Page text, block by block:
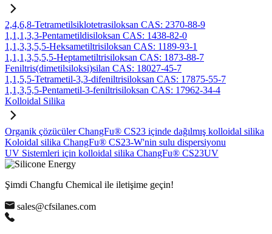
2,4,6,8-Tetrametilsiklotetrasiloksan CAS: 2370-88-9
1,1,1,3,3-Pentametildisiloksan CAS: 1438-82-0
1,1,3,3,5,5-Heksametiltrisiloksan CAS: 1189-93-1
1,1,1,3,5,5,5-Heptametiltrisiloksan CAS: 1873-88-7
Feniltris(dimetilsiloksi)silan CAS: 18027-45-7
1,1,5,5-Tetrametil-3,3-difeniltrisiloksan CAS: 17875-55-7
1,1,3,5,5-Pentametil-3-feniltrisiloksan CAS: 17962-34-4
Kolloidal Silika
Organik çözücüler ChangFu® CS23 içinde dağılmış kolloidal silika
Koloidal silika ChangFu® CS23-W'nin sulu dispersiyonu
UV Sistemleri için kolloidal silika ChangFu® CS23UV
Şimdi Changfu Chemical ile iletişime geçin!
sales@cfsilanes.com